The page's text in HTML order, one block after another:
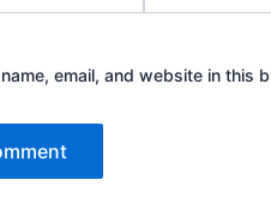
email, and website in this